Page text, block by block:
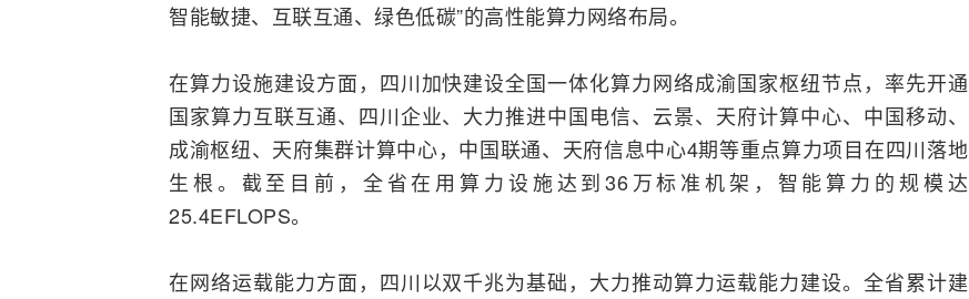
智能敏捷、互联互通、绿色低碳”的高性能算力网络布局。
在算力设施建设方面，四川加快建设全国一体化算力网络成渝国家枢纽节点，率先开通
国家算力互联互通、四川企业、大力推进中国电信、云景、天府计算中心、 中国移动、
成渝枢纽、天府集群计算中心， 中国联通、天府信息中心4期等重点算力项目在四川落地
生根。截至目前，全省在用算力设施达到36万标准机架，智能算力的规模达
25.4EFLOPS。
在网络运载能力方面，四川以双千兆为基础，大力推动算力运载能力建设。全省累计建